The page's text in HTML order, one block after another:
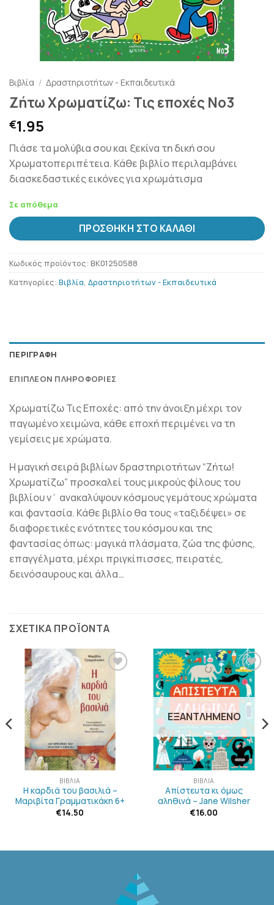
Βιβλία / Δραστηριοτήτων - Εκπαιδευτικά
Ζήτω Χρωματίζω: Τις εποχές Νο3
€1.95
Πιάσε τα μολύβια σου και ξεκίνα τη δική σου
Χρωματοπεριπέτεια. Κάθε βιβλίο περιλαμβάνει
διασκεδαστικές εικόνες για χρωμάτισμα
Σε απόθεμα
ΠΡΟΣΘΉΚΗ ΣΤΟ ΚΑΛΆΘΙ
Κωδικός προϊόντος: BK01250588
Κατηγορίες: Βιβλία, Δραστηριοτήτων - Εκπαιδευτικά
ΠΕΡΙΓΡΑΦΉ
ΕΠΙΠΛΈΟΝ ΠΛΗΡΟΦΟΡΊΕΣ
Χρωματίζω Τις Εποχές: από την άνοιξη μέχρι τον
παγωμένο χειμώνα, κάθε εποχή περιμένει να τη
γεμίσεις με χρώματα.
Η μαγική σειρά βιβλίων δραστηριοτήτων “Ζήτω!
Χρωματίζω” προσκαλεί τους μικρούς φίλους του
βιβλίου ν΄ ανακαλύψουν κόσμους γεμάτους χρώματα
και φαντασία. Κάθε βιβλίο θα τους «ταξιδέψει» σε
διαφορετικές ενότητες του κόσμου και της
φαντασίας όπως: μαγικά πλάσματα, ζώα της φύσης,
επαγγέλματα, μέχρι πριγκίπισσες, πειρατές,
δεινόσαυρους και άλλα…
ΣΧΕΤΙΚΆ ΠΡΟΪΌΝΤΑ
ΠΡΟΣΘΉΚΗ
ΣΤΗΝ
ΛΊΣΤΑ
ΕΠΙΘΥΜΙΏΝ
ΒΙΒΛΊΑ
Η καρδιά του βασιλιά –
Μαριβίτα Γραμματικάκη 6+
€14.50
ΠΡΟΣΘΉΚΗ
ΣΤΗΝ
ΛΊΣΤΑ
ΕΠΙΘΥΜΙΏΝ
ΕΞΑΝΤΛΗΜΈΝΟ
ΒΙΒΛΊΑ
Απίστευτα κι όμως
αληθινά – Jane Wilsher
€16.00